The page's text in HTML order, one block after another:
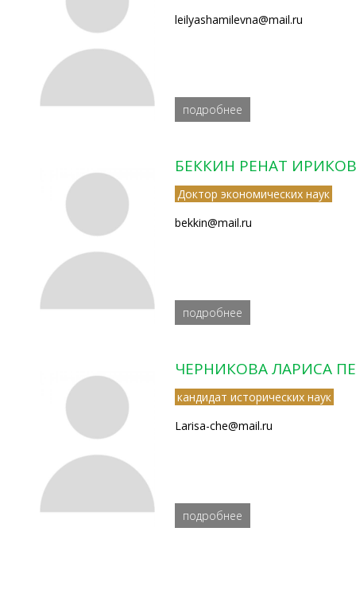
leilyashamilevna@mail.ru
подробнее
БЕККИН РЕНАТ
Доктор экономических наук
bekkin@mail.ru
подробнее
ЧЕРНИКОВА ЛАРИСА
кандидат исторических наук
Larisa-che@mail.ru
подробнее